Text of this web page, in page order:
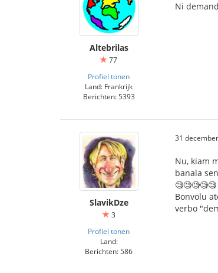
Altebrilas
77
Profiel tonen
Land: Frankrijk
Berichten: 5393
Ni
SlavikDze
3
Profiel tonen
Land:
Berichten: 586
31
Nu, kiam
banala
🧐🧐🧐🧐🧐
Bonvolu
verbo